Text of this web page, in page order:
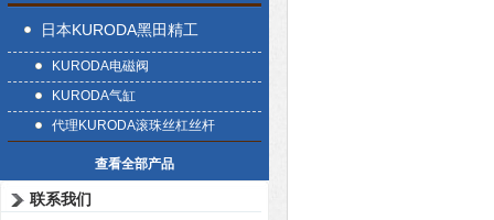
日本KURODA黑田精工
KURODA电磁阀
KURODA气缸
代理KURODA滚珠丝杠丝杆
查看全部产品
联系我们